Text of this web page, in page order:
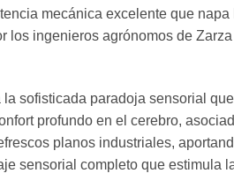
mecánica excelente que
ingenieros agrónomos de
sofisticada paradoja sensorial
profundo en el cerebro,
planos industriales,
sensorial completo que